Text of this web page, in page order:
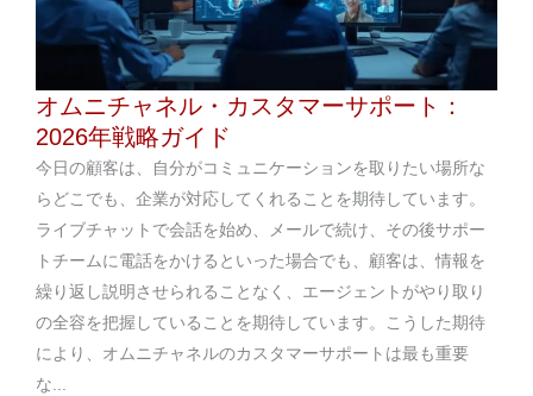
オムニチャネル・カスタマーサポート：
2026年戦略ガイド
今日の顧客は、自分がコミュニケーションを取りたい場所な
らどこでも、企業が対応してくれることを期待しています。
ライブチャットで会話を始め、メールで続け、その後サポー
トチームに電話をかけるといった場合でも、顧客は、情報を
繰り返し説明させられることなく、エージェントがやり取り
の全容を把握していることを期待しています。こうした期待
により、オムニチャネルのカスタマーサポートは最も重要
な...